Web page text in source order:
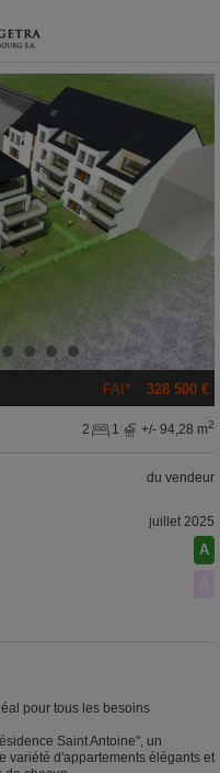
328 500 €
FAI*
2 1 +/- 94,28 m2
du vendeur
juillet 2025
A
pour tous les besoins
Saint Antoine", un
variété d'appartements élégants et